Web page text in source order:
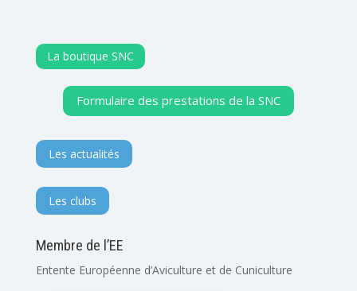
La boutique SNC
Formulaire des prestations de la SNC
Les actualités
Les clubs
Membre de l’EE
Entente Européenne d’Aviculture et de Cuniculture